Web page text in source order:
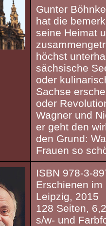
Gunter
hat die
seine Heimat
höchst
sächsische
oder
Sachse
oder
Wagner und
er geht den
den Grund:
Frauen so
ISBN 978-3-
Erschienen im
Leipzig, 2015
128 Seiten,
s/w- und